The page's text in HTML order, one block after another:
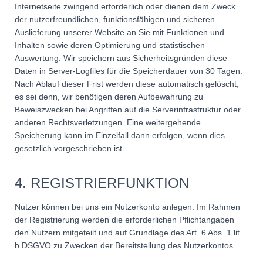
Internetseite zwingend erforderlich oder dienen dem Zweck
der nutzerfreundlichen, funktionsfähigen und sicheren
Auslieferung unserer Website an Sie mit Funktionen und
Inhalten sowie deren Optimierung und statistischen
Auswertung. Wir speichern aus Sicherheitsgründen diese
Daten in Server-Logfiles für die Speicherdauer von 30 Tagen.
Nach Ablauf dieser Frist werden diese automatisch gelöscht,
es sei denn, wir benötigen deren Aufbewahrung zu
Beweiszwecken bei Angriffen auf die Serverinfrastruktur oder
anderen Rechtsverletzungen. Eine weitergehende
Speicherung kann im Einzelfall dann erfolgen, wenn dies
gesetzlich vorgeschrieben ist.
4. REGISTRIERFUNKTION
Nutzer können bei uns ein Nutzerkonto anlegen. Im Rahmen
der Registrierung werden die erforderlichen Pflichtangaben
den Nutzern mitgeteilt und auf Grundlage des Art. 6 Abs. 1 lit.
b DSGVO zu Zwecken der Bereitstellung des Nutzerkontos